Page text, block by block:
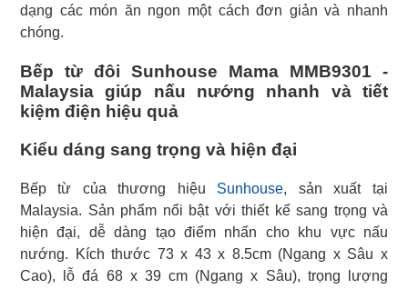
dạng các món ăn ngon một cách đơn giản và nhanh
chóng.
Bếp từ đôi Sunhouse Mama MMB9301 -
Malaysia giúp nấu nướng nhanh và tiết
kiệm điện hiệu quả
Kiểu dáng sang trọng và hiện đại
Bếp từ của thương hiệu Sunhouse, sản xuất tại
Malaysia. Sản phẩm nổi bật với thiết kế sang trọng và
hiện đại, dễ dàng tạo điểm nhấn cho khu vực nấu
nướng. Kích thước 73 x 43 x 8.5cm (Ngang x Sâu x
Cao), lỗ đá 68 x 39 cm (Ngang x Sâu), trọng lượng